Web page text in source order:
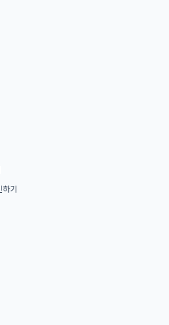
하기